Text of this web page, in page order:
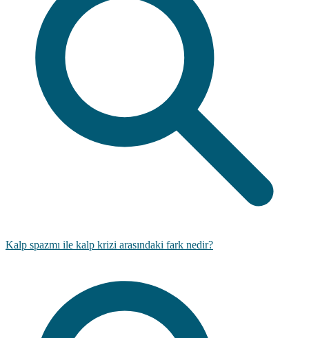
Kalp spazmı ile kalp krizi arasındaki fark nedir?